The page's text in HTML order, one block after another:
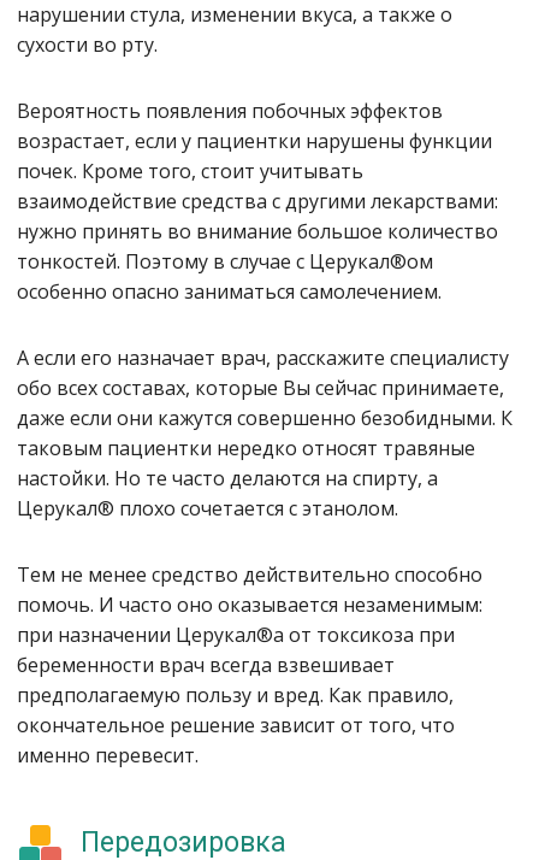
нарушении стула, изменении вкуса, а также о
сухости во рту.
Вероятность появления побочных эффектов
возрастает, если у пациентки нарушены функции
почек. Кроме того, стоит учитывать
взаимодействие средства с другими лекарствами:
нужно принять во внимание большое количество
тонкостей. Поэтому в случае с Церукал®ом
особенно опасно заниматься самолечением.
А если его назначает врач, расскажите специалисту
обо всех составах, которые Вы сейчас принимаете,
даже если они кажутся совершенно безобидными. К
таковым пациентки нередко относят травяные
настойки. Но те часто делаются на спирту, а
Церукал® плохо сочетается с этанолом.
Тем не менее средство действительно способно
помочь. И часто оно оказывается незаменимым:
при назначении Церукал®а от токсикоза при
беременности врач всегда взвешивает
предполагаемую пользу и вред. Как правило,
окончательное решение зависит от того, что
именно перевесит.
Передозировка